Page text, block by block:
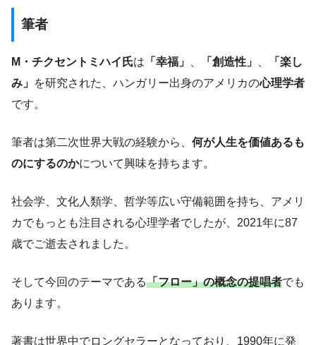
筆者
M・チクセントミハイ氏は 「幸福」 「創造性」
「楽し
み」 を研究された、ハンガリー出身のアメリカの心理学者
です。
筆者は第二次世界大戦の経験から、 何が人生を価値あるも
のにするのかについて興味を持ちます。
社会学、文化人類学、哲学等広い守備範囲を持ち、アメリ
カでもっとも注目される心理学者でしたが、2021年に87
歳でご逝去されました。
そして今回のテーマである「フロー」の概念の提唱者でも
あります。
著書は世界中でロングセラーとなっており、1990年に発